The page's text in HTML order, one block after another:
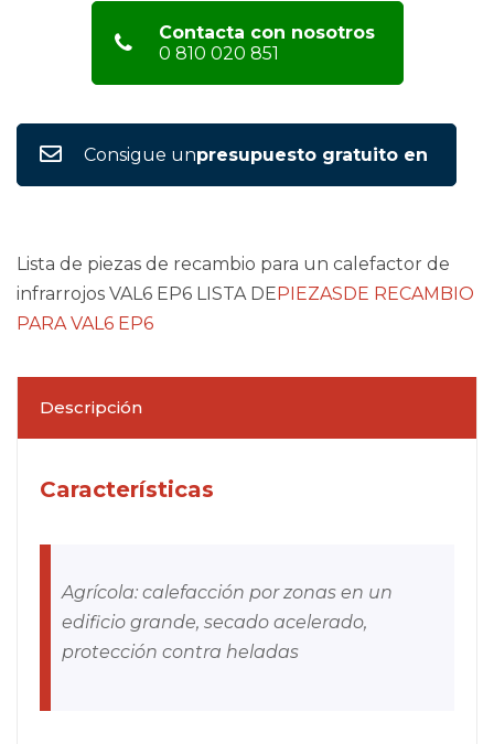
Contacta con nosotros
0 810 020 851
Consigue unpresupuesto gratuito en
Lista de piezas de recambio para un calefactor de
infrarrojos VAL6 EP6 LISTA DEPIEZASDE RECAMBIO
PARA VAL6 EP6
Descripción
Características
Agrícola: calefacción por zonas en un
edificio grande, secado acelerado,
protección contra heladas